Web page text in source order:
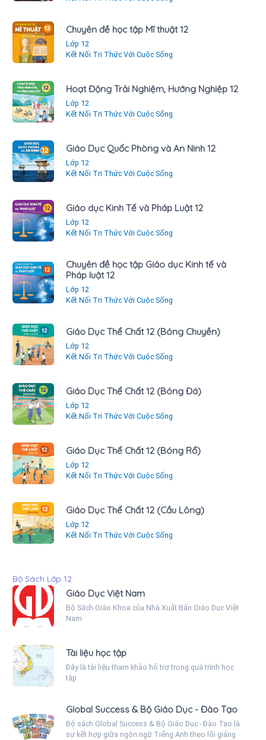
Chuyên đề học tập Mĩ thuật 12
Lớp 12
Kết Nối Tri Thức Với Cuộc Sống
Hoạt Động Trải Nghiệm, Hướng Nghiệp 12
Lớp 12
Kết Nối Tri Thức Với Cuộc Sống
Giáo Dục Quốc Phòng và An Ninh 12
Lớp 12
Kết Nối Tri Thức Với Cuộc Sống
Giáo dục Kinh Tế và Pháp Luật 12
Lớp 12
Kết Nối Tri Thức Với Cuộc Sống
Chuyên đề học tập Giáo dục Kinh tế và
Pháp luật 12
Lớp 12
Kết Nối Tri Thức Với Cuộc Sống
Giáo Dục Thể Chất 12 (Bóng Chuyền)
Lớp 12
Kết Nối Tri Thức Với Cuộc Sống
Giáo Dục Thể Chất 12 (Bóng Đá)
Lớp 12
Kết Nối Tri Thức Với Cuộc Sống
Giáo Dục Thể Chất 12 (Bóng Rổ)
Lớp 12
Kết Nối Tri Thức Với Cuộc Sống
Giáo Dục Thể Chất 12 (Cầu Lông)
Lớp 12
Kết Nối Tri Thức Với Cuộc Sống
Bộ Sách Lớp 12
Giáo Dục Việt Nam
Bộ Sách Giáo Khoa của Nhà Xuất Bản Giáo Dục Việt
Nam
Tài liệu học tập
Đây là tài liệu tham khảo hỗ trợ trong quá trình học
tập
Global Success & Bộ Giáo Dục - Đào Tạo
Bộ sách Global Success & Bộ Giáo Dục - Đào Tạo là
sự kết hợp giữa ngôn ngữ Tiếng Anh theo lối giảng